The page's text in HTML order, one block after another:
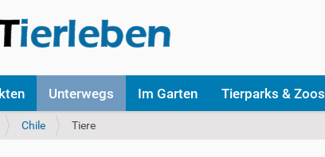
Unterwegs Im Garten Tierparks & Zoos
Chile Tiere